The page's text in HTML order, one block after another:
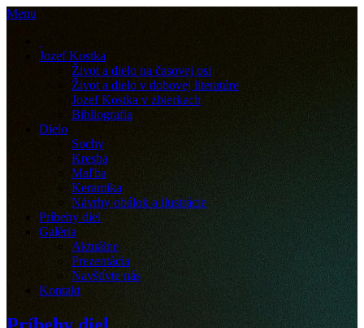
Menu
Jozef Kostka
Život a dielo na časovej osi
Život a dielo v dobovej literatúre
Jozef Kostka v zbierkach
Bibliografia
Dielo
Sochy
Kresba
Maľba
Keramika
Návrhy obálok a ilustrácie
Príbehy diel
Galéria
Aktuálne
Prezentácia
Navštívte nás
Kontakt